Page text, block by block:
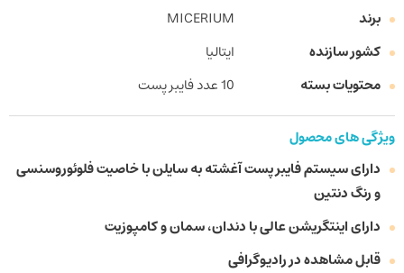
برند
MICERIUM
کشور سازنده
ایتالیا
محتویات بسته
10 عدد فایبر پست
ویژگی های محصول
دارای سیستم فایبر پست آغشته به سایلن با خاصیت فلوئوروسنسی
و رنگ دنتین
دارای اینتگریشن عالی با دندان، سمان و کامپوزیت
قابل مشاهده در رادیوگرافی